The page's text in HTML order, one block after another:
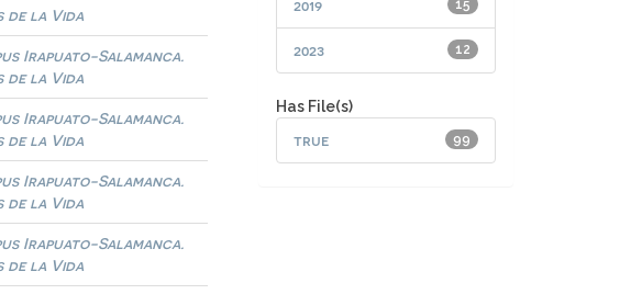
de la Vida
Irapuato-Salamanca.
de la Vida
Irapuato-Salamanca.
de la Vida
Irapuato-Salamanca.
de la Vida
Irapuato-Salamanca.
de la Vida
15
2019
12
2023
Has File(s)
99
true